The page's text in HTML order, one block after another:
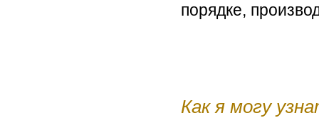
порядке,
Как я могу